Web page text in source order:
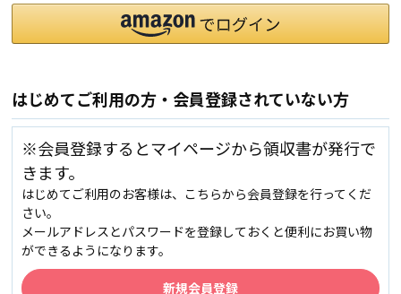
はじめてご利用の方・会員登録されていない方
※会員登録するとマイページから領収書が発行で
きます。
はじめてご利用のお客様は、こちらから会員登録を行ってくだ
さい。
メールアドレスとパスワードを登録しておくと便利にお買い物
ができるようになります。